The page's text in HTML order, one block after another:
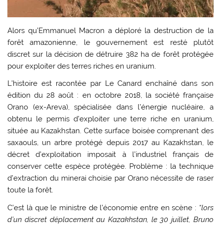
Alors qu’Emmanuel Macron a déploré la destruction de la
forêt amazonienne, le gouvernement est resté plutôt
discret sur la décision de détruire 382 ha de forêt protégée
pour exploiter des terres riches en uranium.
L’histoire est racontée par Le Canard enchaîné dans son
édition du 28 août : en octobre 2018, la société française
Orano (ex-Areva), spécialisée dans l’énergie nucléaire, a
obtenu le permis d’exploiter une terre riche en uranium,
située au Kazakhstan. Cette surface boisée comprenant des
saxaouls, un arbre protégé depuis 2017 au Kazakhstan, le
décret d’exploitation imposait à l’industriel français de
conserver cette espèce protégée. Problème : la technique
d’extraction du minerai choisie par Orano nécessite de raser
toute la forêt.
C’est là que le ministre de l’économie entre en scène : “lors
d’un discret déplacement au Kazakhstan, le 30 juillet, Bruno